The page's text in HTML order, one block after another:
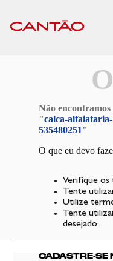
Não
"calca-
535480251 "
O que eu devo
Verifique os
Tente
Utilize
Tente
desejado.
CADASTRE-SE